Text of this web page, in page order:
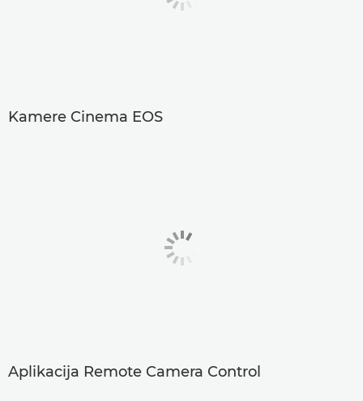
Kamere Cinema EOS
Aplikacija Remote Camera Control